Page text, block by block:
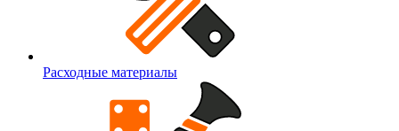
Расходные материалы